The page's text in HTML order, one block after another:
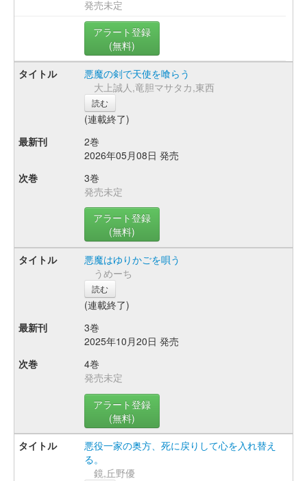
発売未定
アラート登録
(無料)
悪魔の剣で天使を喰らう
大上誠人,竜胆マサタカ,東西
読む
(連載終了)
2巻
2026年05月08日 発売
3巻
発売未定
アラート登録
(無料)
悪魔はゆりかごを唄う
うめーち
読む
(連載終了)
3巻
2025年10月20日 発売
4巻
発売未定
アラート登録
(無料)
悪役一家の奥方、死に戻りして心を入れ替え
る。
鏡,丘野優